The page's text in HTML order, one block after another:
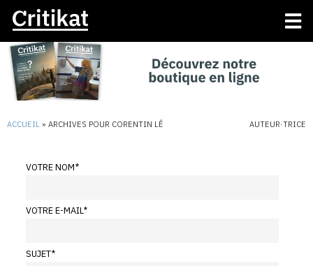
ACCUEIL » ARCHIVES POUR CORENTIN LÊ AUTEUR·TRICE
VOTRE NOM*
VOTRE E-MAIL*
SUJET*